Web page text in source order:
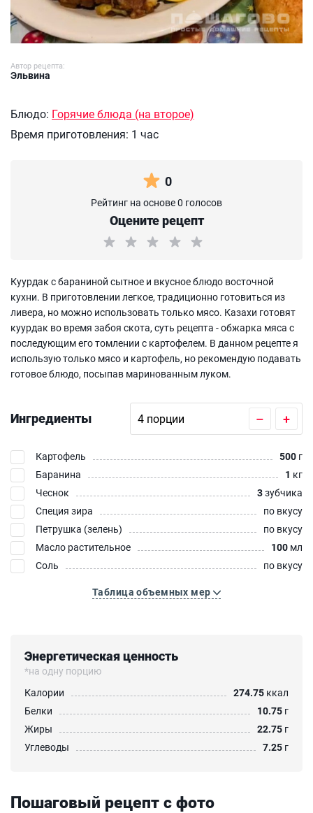
Автор рецепта:
Эльвина
Блюдо: Горячие блюда (на второе)
Время приготовления: 1 час
0
Рейтинг на основе 0 голосов
Оцените рецепт
Куурдак с бараниной сытное и вкусное блюдо восточной
кухни. В приготовлении легкое, традиционно готовиться из
ливера, но можно использовать только мясо. Казахи готовят
куурдак во время забоя скота, суть рецепта - обжарка мяса с
последующим его томлении с картофелем. В данном рецепте я
использую только мясо и картофель, но рекомендую подавать
готовое блюдо, посыпав маринованным луком.
Ингредиенты – +
Картофель 500 г
Баранина
1 кг
Чеснок
3зубчика
Специя зира
по вкусу
Петрушка (зелень)
по вкусу
Масло растительное
100 мл
Соль
по вкусу
Таблица объемных мер
Энергетическая ценность
*на одну порцию
Калории
274.75 ккал
Белки
10.75 г
Жиры
22.75 г
Углеводы
7.25 г
Пошаговый рецепт с фото